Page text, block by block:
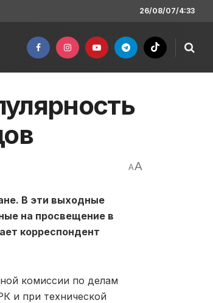
26/08/07/4:33
AA
В эти выходные
на просвещение в
корреспондент
комиссии по делам
и при технической